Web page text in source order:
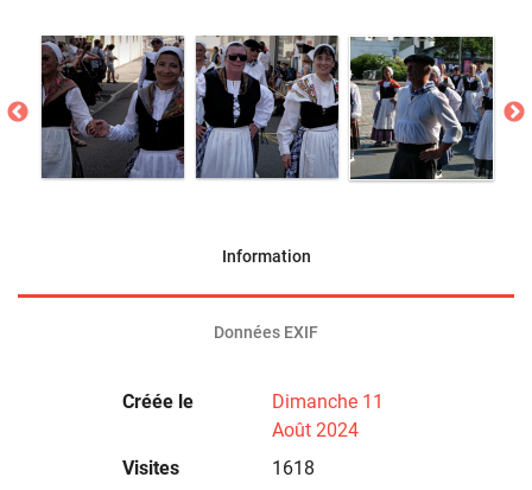
Information
Données EXIF
Créée le
Dimanche 11
Août 2024
Visites
1618